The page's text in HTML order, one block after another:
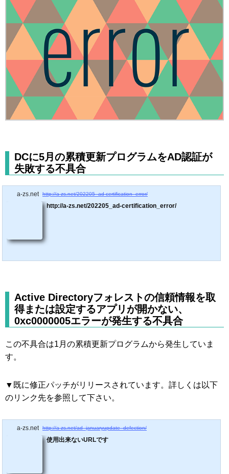
DCに5月の累積更新プログラムをAD認証が
失敗する不具合
a-zs.net http://a-zs.net/202205_ad-certification_error/
http://a-zs.net/202205_ad-certification_error/
Active Directoryフォレストの信頼情報を取
得または設定するアプリが開かない、
0xc0000005エラーが発生する不具合
この不具合は1月の累積更新プログラムから発生していま
す。
▼既に修正パッチがリリースされています。詳しくは以下
のリンク先を参照して下さい。
a-zs.net http://a-zs.net/ad_januaryupdate_defection/
使用出来ないURLです